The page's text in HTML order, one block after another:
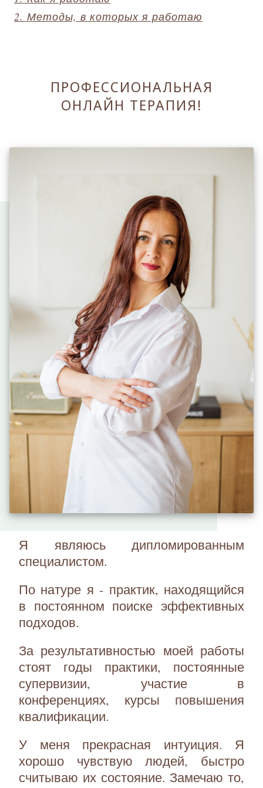
2. Методы, в которых я работаю
ПРОФЕССИОНАЛЬНАЯ
ОНЛАЙН ТЕРАПИЯ!
Я являюсь дипломированным
специалистом.
По натуре я - практик, находящийся
в постоянном поиске эффективных
подходов.
За результативностью моей работы
стоят годы практики, постоянные
супервизии, участие в
конференциях, курсы повышения
квалификации.
У меня прекрасная интуиция. Я
хорошо чувствую людей, быстро
считываю их состояние. Замечаю то,